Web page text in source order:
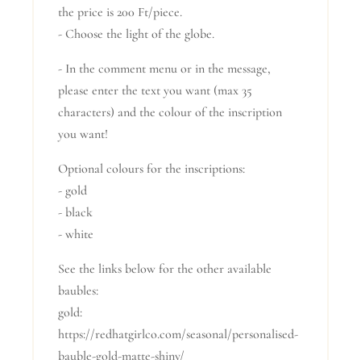
the price is 200 Ft/piece.
- Choose the light of the globe.
- In the comment menu or in the message,
please enter the text you want (max 35
characters) and the colour of the inscription
you want!
Optional colours for the inscriptions:
- gold
- black
- white
See the links below for the other available
baubles:
gold:
https://redhatgirlco.com/seasonal/personalised-
bauble-gold-matte-shiny/